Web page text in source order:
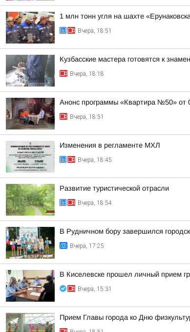
1 млн тонн угля на шахте
Вчера, 18:51
Кузбасские мастера готовятся к
Вчера, 18:18
Анонс программы «Квартира №50» от
Вчера, 18:51
Изменения в регламенте МХЛ
Вчера, 18:45
Развитие туристической отрасли
Вчера, 18:54
В Рудничном бору завершился
Вчера, 17:25
В Киселевске прошел личный прием
Вчера, 15:31
Прием Главы города ко Дню